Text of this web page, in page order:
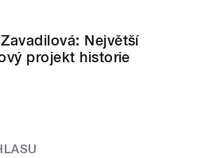
Největší
projekt historie